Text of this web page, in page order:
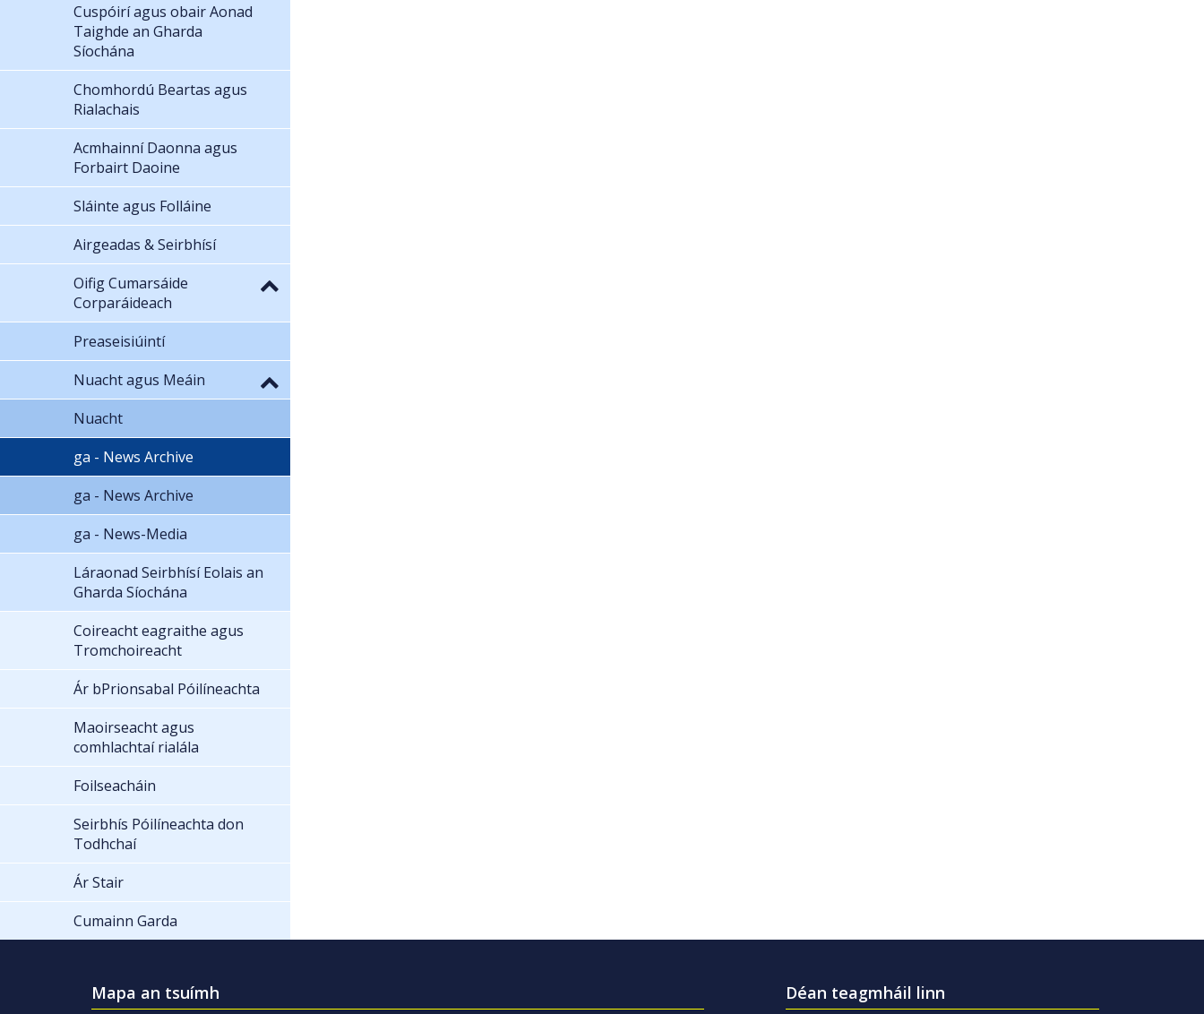
Cuspóirí agus obair Aonad
Taighde an Gharda
Síochána
Chomhordú Beartas agus
Rialachais
Acmhainní Daonna agus
Forbairt Daoine
Sláinte agus Folláine
Airgeadas & Seirbhísí
Oifig Cumarsáide
Corparáideach
Preaseisiúintí
Nuacht agus Meáin
Nuacht
ga - News Archive
ga - News Archive
ga - News-Media
Láraonad Seirbhísí Eolais an
Gharda Síochána
Coireacht eagraithe agus
Tromchoireacht
Ár bPrionsabal Póilíneachta
Maoirseacht agus
comhlachtaí rialála
Foilseacháin
Seirbhís Póilíneachta don
Todhchaí
Ár Stair
Cumainn Garda
Mapa an tsuímh Déan teagmháil linn